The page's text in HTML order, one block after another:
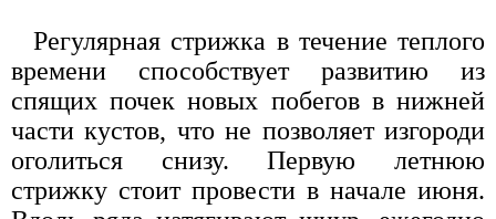
Регулярная стрижка в течение теплого
времени способствует развитию из
спящих почек новых побегов в нижней
части кустов, что не позволяет изгороди
оголиться снизу. Первую летнюю
стрижку стоит провести в начале июня.